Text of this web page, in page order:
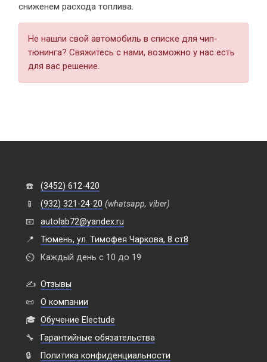
сниженем расхода топлива.
Не нашли свой автомобиль в списке для чип-
тюнинга? Свяжитесь с нами, возможно у нас есть
для вас решение.
☎️
(3452) 612-420
📱
(932) 321-24-20 (whatsapp, viber)
📧
autolab72@yandex.ru
📍
Тюмень, ул. Тимофея Чаркова, 8 ст8
⏲️
Каждый день с 10 до 19
✍️ Отзывы
📜
О компании
🎓 Обучение Electude
🔧
Гарантийные обязательства
🔒
Политика конфиденциальности